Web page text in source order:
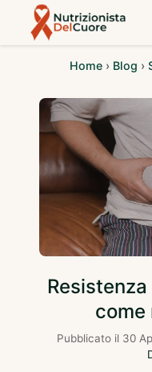
Home › Blog ›
Resistenza
come
Pubblicato il 30